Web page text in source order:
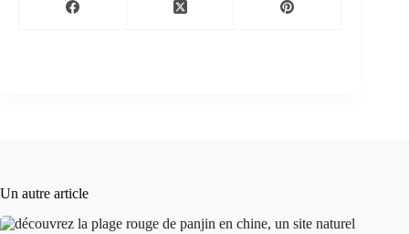
Un autre article